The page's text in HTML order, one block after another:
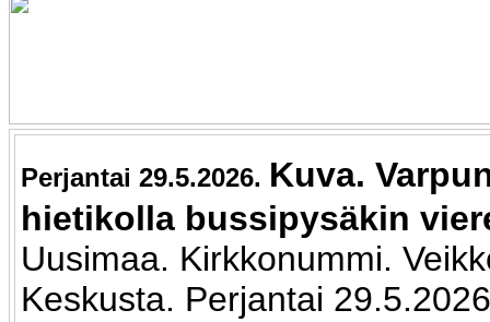
Perjantai 29.5.2026. Kuva.
hietikolla bussipysäkin
Uusimaa. Kirkkonummi.
Keskusta. Perjantai